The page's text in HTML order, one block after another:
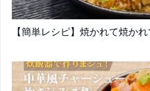
【簡単レシピ】焼かれて焼か